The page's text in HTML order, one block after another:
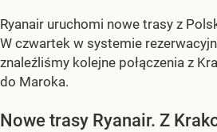
Ryanair uruchomi nowe trasy z
W czwartek w systemie
znaleźliśmy kolejne połączenia z
do Maroka.
Nowe trasy Ryanair. Z